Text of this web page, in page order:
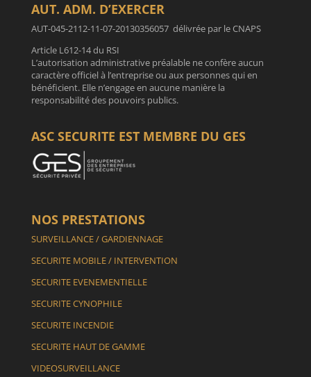
AUT. ADM. D’EXERCER
AUT-045-2112-11-07-20130356057 délivrée par le CNAPS
Article L612-14 du RSI
L’autorisation administrative préalable ne confère aucun
caractère officiel à l’entreprise ou aux personnes qui en
bénéficient. Elle n’engage en aucune manière la
responsabilité des pouvoirs publics.
ASC SECURITE EST MEMBRE DU GES
NOS PRESTATIONS
SURVEILLANCE / GARDIENNAGE
SECURITE MOBILE / INTERVENTION
SECURITE EVENEMENTIELLE
SECURITE CYNOPHILE
SECURITE INCENDIE
SECURITE HAUT DE GAMME
VIDEOSURVEILLANCE